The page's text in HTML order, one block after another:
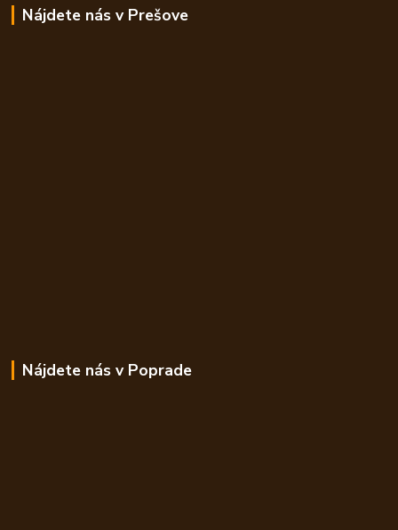
Nájdete nás v Prešove
Nájdete nás v Poprade